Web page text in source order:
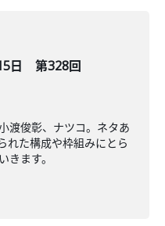
日 第328回
渡俊彰、ナツコ。ネタあ
れた構成や枠組みにとら
きます。